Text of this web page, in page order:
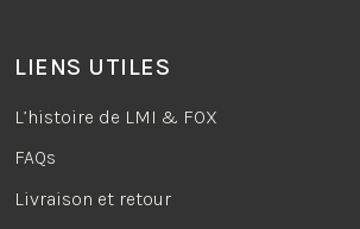
LIENS UTILES
L’histoire de LMI & FOX
FAQs
Livraison et retour